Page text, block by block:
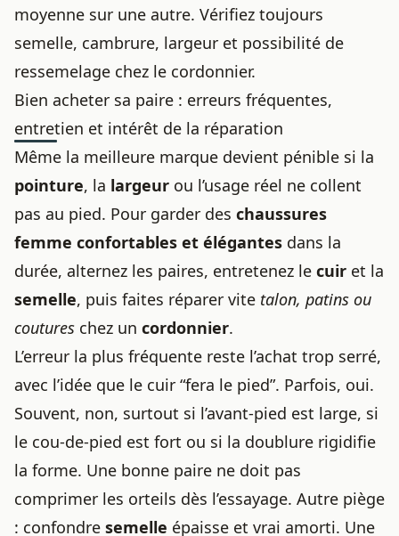
moyenne sur une autre. Vérifiez toujours
semelle, cambrure, largeur et possibilité de
ressemelage chez le cordonnier.
Bien acheter sa paire : erreurs fréquentes,
entretien et intérêt de la réparation
Même la meilleure marque devient pénible si la
pointure, la largeur ou l’usage réel ne collent
pas au pied. Pour garder des chaussures
femme confortables et élégantes dans la
durée, alternez les paires, entretenez le cuir et la
semelle, puis faites réparer vite talon, patins ou
coutures chez un cordonnier.
L’erreur la plus fréquente reste l’achat trop serré,
avec l’idée que le cuir “fera le pied”. Parfois, oui.
Souvent, non, surtout si l’avant-pied est large, si
le cou-de-pied est fort ou si la doublure rigidifie
la forme. Une bonne paire ne doit pas
comprimer les orteils dès l’essayage. Autre piège
: confondre semelle épaisse et vrai amorti. Une